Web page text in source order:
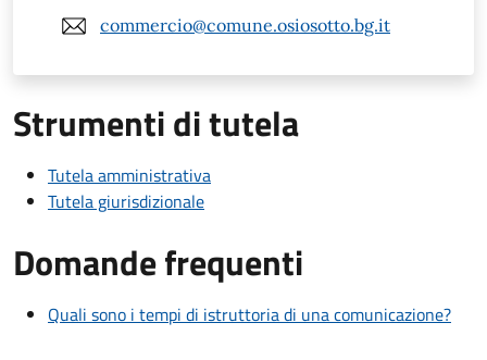
commercio@comune.osiosotto.bg.it
Strumenti di tutela
Tutela amministrativa
Tutela giurisdizionale
Domande frequenti
Quali sono i tempi di istruttoria di una comunicazione?